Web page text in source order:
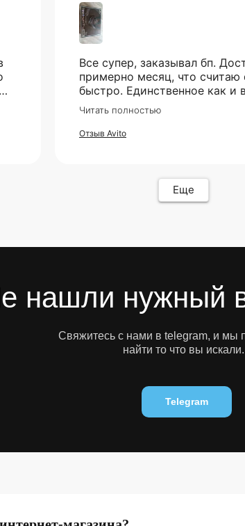
Все супер, заказывал бп.
примерно месяц, что считаю
быстро. Единственное как и всех
смутило - это оплата, но все
гладко. Упакован товар тоже
хорошо, в двойной коробке и
Читать полностью
Отзыв Avito
Еще
нашли нужный
Свяжитесь с нами в telegram, и мы
найти то что вы искали.
Telegram